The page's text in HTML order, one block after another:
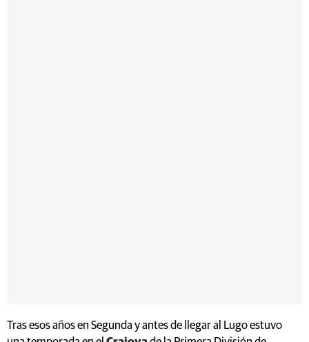
Tras esos años en Segunda y antes de llegar al Lugo estuvo